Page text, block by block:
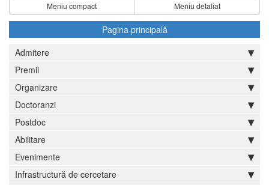
Meniu compact Meniu detaliat
Pagina principală
Admitere
Premii
Organizare
Doctoranzi
Postdoc
Abilitare
Evenimente
Infrastructură de cercetare